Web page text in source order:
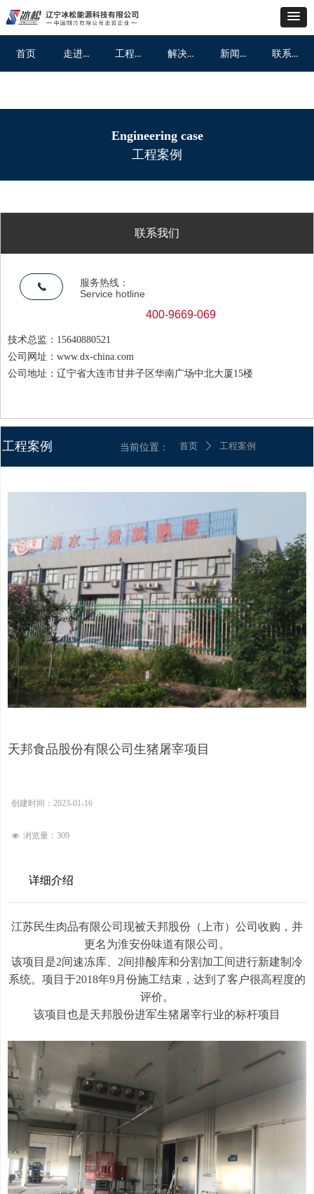
首页 走进冰松 工程案例 解决方案 新闻动态 联系我们
Engineering case
工程案例
联系我们
끅
服务热线：
Service hotline
400-9669-069
技术总监：15640880521
公司网址：www.dx-china.com
公司地址：辽宁省大连市甘井子区华南广场中北大厦15楼
工程案例 当前位置： 首页 ꄲ 工程案例
天邦食品股份有限公司生猪屠宰项目
江苏民生肉品有限公司现被天邦股份（上市）公司收购，并
更名为淮安份味道有限公司。
该项目是2间速冻库、2间排酸库和分割加工间进行新建制冷
系统。项目于2018年9月份施工结束，达到了客户很高程度的
评价。
该项目也是天邦股份进军生猪屠宰行业的标杆项目
创建时间： 2023-01-16
넶 浏览量： 309
详细介绍